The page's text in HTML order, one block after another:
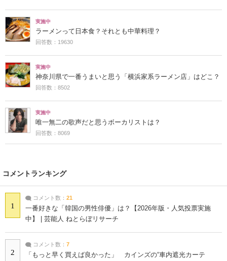
実施中
ラーメンって日本食？それとも中華料理？
回答数：19630
実施中
神奈川県で一番うまいと思う「横浜家系ラーメン店」はどこ？
回答数：8502
実施中
唯一無二の歌声だと思うボーカリストは？
回答数：8069
コメントランキング
1
コメント数： 21
一番好きな「韓国の男性俳優」は？【2026年版・人気投票実施
中】 | 芸能人 ねとらぼリサーチ
2
コメント数： 7
「もっと早く買えば良かった」 カインズの“車内遮光カーテ